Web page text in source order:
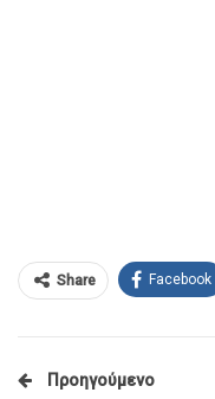
Share Facebook
Προηγούμενο